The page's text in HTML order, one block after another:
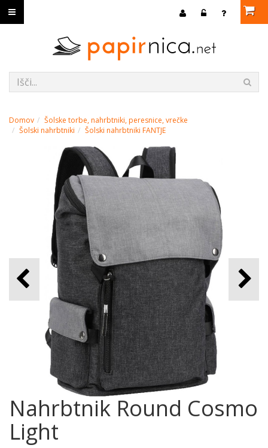
Domov
Šolske torbe, nahrbtniki, peresnice, vrečke
Šolski nahrbtniki
Šolski nahrbtniki FANTJE
Nahrbtnik Round Cosmo
Light